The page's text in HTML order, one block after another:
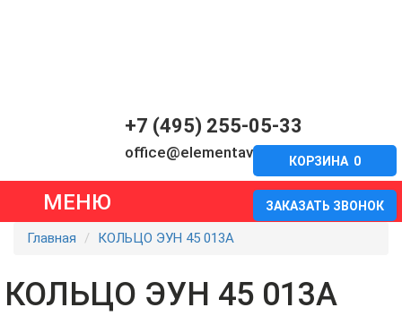
+7 (495) 255-05-33
office@elementavia.ru
ЗАКАЗАТЬ ЗВОНОК
КОРЗИНА 0
МЕНЮ
Главная КОЛЬЦО ЭУН 45 013А
КОЛЬЦО ЭУН 45 013А